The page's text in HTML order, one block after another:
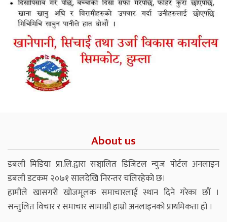
About us
डबली मिडिया प्रा.लि.द्वारा सञ्चालित डिजिटल न्युज पोर्टल अनलाइन
डबली डटकम २०७१ सालदेखि निरन्तर चलिरहेको छ।
हामीले खासगरी खोजमूलक समाचारलाई स्थान दिने गरेका छौं ।
सन्तुलित विचार र समाचार सामाग्री हाम्रो अनलाइनको प्राथमिकता हो ।